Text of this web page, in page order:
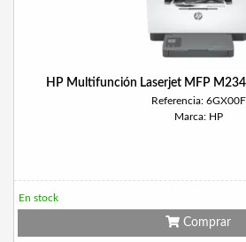
HP Multifunción Laserjet MFP
Referencia: 6GX00F
Marca: HP
En stock
Comprar